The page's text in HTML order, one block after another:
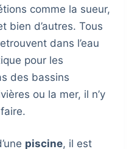
comme la sueur,
bien d’autres. Tous
dans l’eau
pour les
des bassins
ou la mer, il n’y
piscine, il est